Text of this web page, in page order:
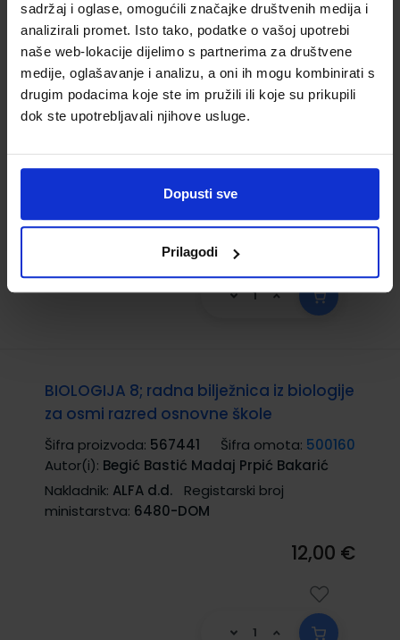
sadržaj i oglase, omogućili značajke društvenih medija i
analizirali promet. Isto tako, podatke o vašoj upotrebi
naše web-lokacije dijelimo s partnerima za društvene
medije, oglašavanje i analizu, a oni ih mogu kombinirati s
drugim podacima koje ste im pružili ili koje su prikupili
dok ste upotrebljavali njihove usluge.
Dopusti sve
Prilagodi
BIOLOGIJA 8; (KUTIJA) radna bilježnica iz
biologije za osmi razred osnovne škole s
materijalima za istraživačku nastavu
Šifra proizvoda: 567443 Šifra omota:
500159
Autor(i):
Banović Čiček Kirac Meštrović
Petrač
Nakladnik:PROFIL KLETT d.o.o.
Registarski broj
ministarstva:6814-DOM
25,00 €
BIOLOGIJA 8; radna bilježnica iz biologije
za osmi razred osnovne škole
Šifra proizvoda: 567441 Šifra omota: 500160
Autor(i): Begić Bastić Madaj Prpić Bakarić
Nakladnik: ALFA d.d.
Registarski broj
ministarstva: 6480-DOM
12,00 €